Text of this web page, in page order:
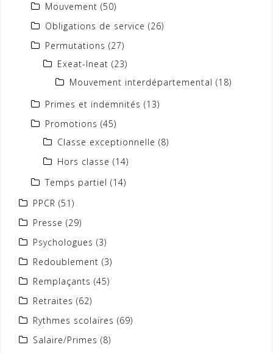
Mouvement (50)
Obligations de service (26)
Permutations (27)
Exeat-Ineat (23)
Mouvement interdépartemental (18)
Primes et indemnités (13)
Promotions (45)
Classe exceptionnelle (8)
Hors classe (14)
Temps partiel (14)
PPCR (51)
Presse (29)
Psychologues (3)
Redoublement (3)
Remplaçants (45)
Retraites (62)
Rythmes scolaires (69)
Salaire/Primes (8)